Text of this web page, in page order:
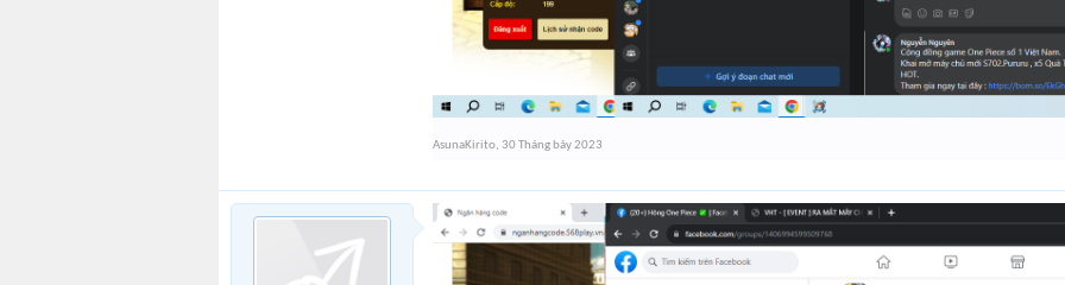
AsunaKirito, 30 Tháng bảy 2023